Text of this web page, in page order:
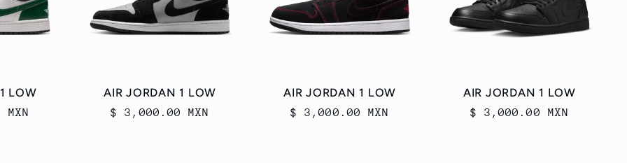
LOW AIR JORDAN 1 LOW
Precio
$ 3,000.00 MXN
AIR JORDAN 1 LOW
Precio
$ 3,000.00 MXN
AIR JORDAN 1 LOW
Precio
$ 3,000.00 MXN